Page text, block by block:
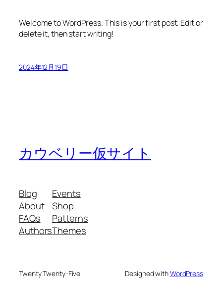
Welcome to WordPress. This is your first post. Edit or
delete it, then start writing!
2024年12月19日
カウベリー仮サイト
Blog
About
FAQs
Authors
Events
Shop
Patterns
Themes
Twenty Twenty-Five Designed withWordPress